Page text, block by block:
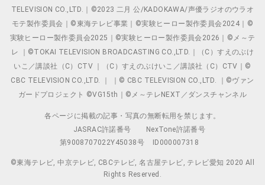
TELEVISION CO.,LTD.｜©2023 二月 公/KADOKAWA/声優ラジオのウラオ
モテ製作委員会｜©東海テレビ事業｜©実験ヒーロー製作委員会2024｜©
実験ヒーロー製作委員会2025｜©実験ヒーロー製作委員会2026｜©メ～テ
レ ｜©TOKAI TELEVISION BROADCASTING CO.,LTD.｜（C）すえのぶけ
いこ／講談社（C）CTV ｜（C）すえのぶけいこ／講談社（C）CTV｜©
CBC TELEVISION CO.,LTD. ｜ ｜© CBC TELEVISION CO.,LTD. ｜©ヴァン
ガードプロジェクト ©VG15th｜©メ～テレNEXT／ダンスチャンネル
各ページに掲載の記事・写真の無断転用を禁じます。
JASRAC許諾番号
NexTone許諾番号
第9008707022Y45038号
ID000007318
©東海テレビ, 中京テレビ, CBCテレビ, 名古屋テレビ, テレビ愛知 2020 All
Rights Reserved.